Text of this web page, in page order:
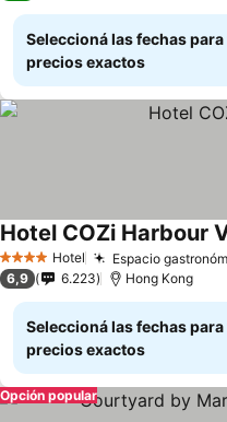
Seleccioná las fechas
precios exactos
4 EstrellasHotel Espacio
Hotel COZi Harbour
6,9 6.223 Hong Kong
Seleccioná las fechas
precios exactos
Opción popular